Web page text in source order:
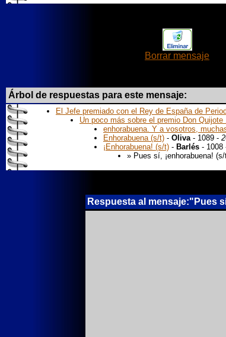
Borrar mensaje
Árbol de respuestas para este mensaje:
El Jefe premiado con el Rey de España de
Un poco más sobre el premio Don Quijote
enhorabuena. Y a vosotros,
Enhorabuena (s/t) - Oliva- 1089 -
¡Enhorabuena! (s/t) - Barlés - 1008
» Pues sí, ¡enhorabuena!
Respuesta al mensaje:"Pues